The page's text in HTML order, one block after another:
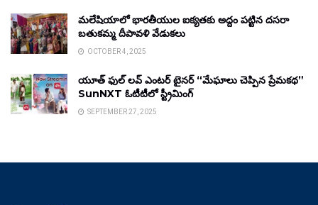
మలేషియాలో భారతీయుల ఐక్యతకు అద్దం పట్టిన దసరా
బతుకమ్మ దీపావళి వేడుకలు
OCTOBER 4, 2025
యూత్ ఫుల్ లవ్ ఎంటర్ టైనర్ “మేఘాలు చెప్పిన ప్రేమకథ”
SunNXT ఓటీటీలో స్ట్రీమింగ్
SEPTEMBER 27, 2025